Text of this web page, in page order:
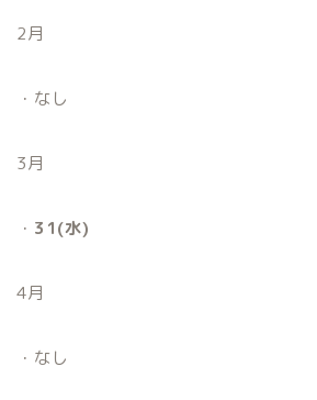
2月
・なし
3月
・ 31(水)
4月
・なし